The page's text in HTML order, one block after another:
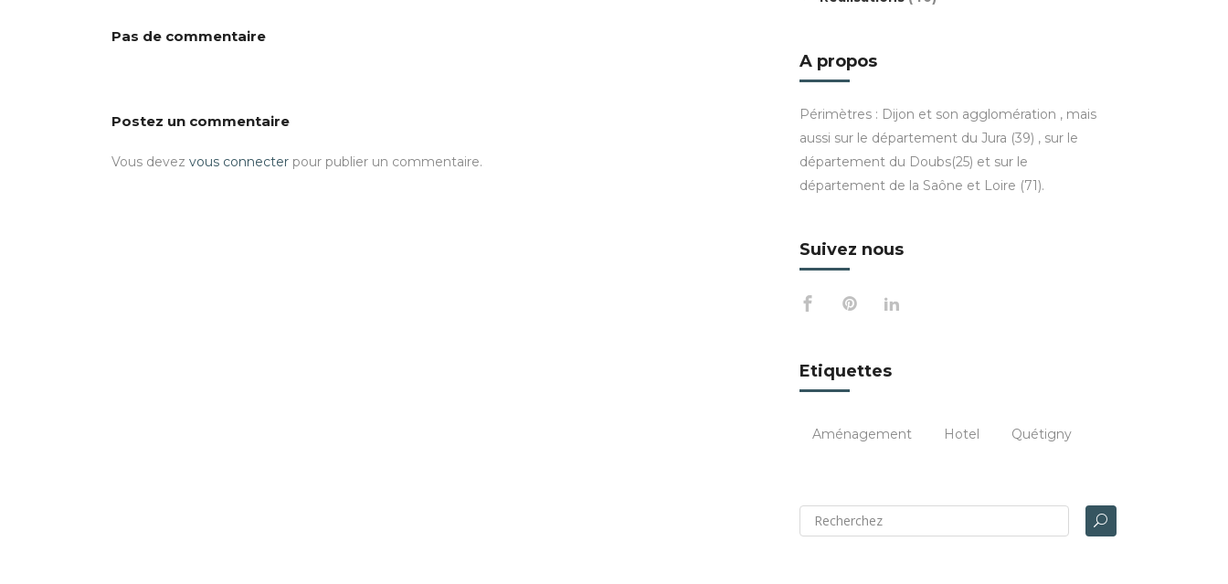
Pas de commentaire
Postez un commentaire
Vous devez vous connecter pour publier un commentaire.
A propos
Périmètres : Dijon et son agglomération , mais
aussi sur le département du Jura (39) , sur le
département du Doubs(25) et sur le
département de la Saône et Loire (71).
Suivez nous
Etiquettes
Aménagement Hotel Quétigny